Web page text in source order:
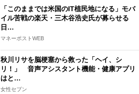
「このままでは米国のIT植民地になる」モバ
イル苦戦の楽天・三木谷浩史氏が募らせる
日…
マネーポストWEB
秋川リサを脳梗塞から救った「ヘイ、シ
リ！」 音声アシスタント機能・健康アプリ
はと…
女性セブン